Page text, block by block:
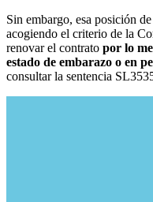
Sin embargo, esa posición
acogiendo el criterio de la
renovar el contrato por lo
estado de embarazo o en
consultar la sentencia